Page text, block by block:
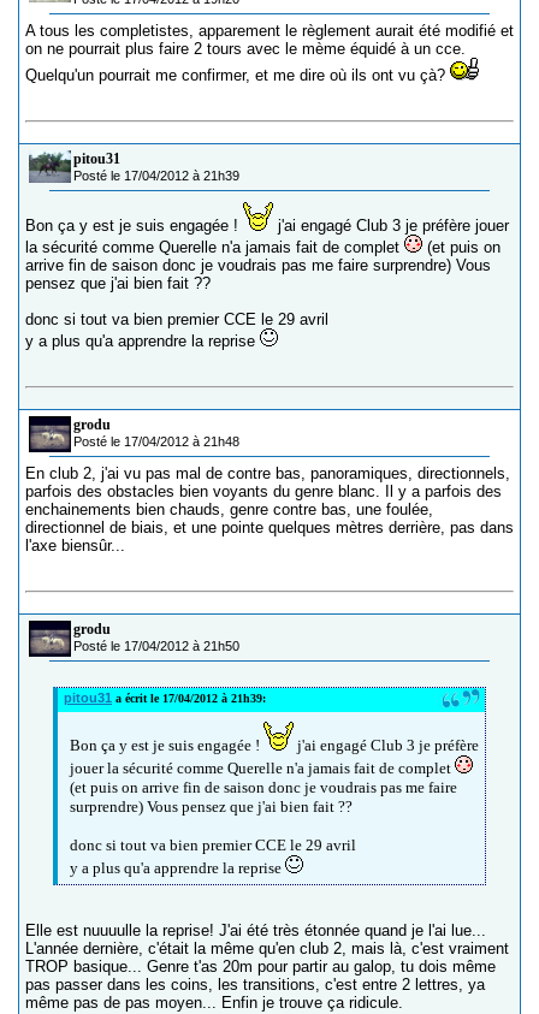
A tous les completistes, apparement le règlement aurait été modifié et
on ne pourrait plus faire 2 tours avec le mème équidé à un cce.
Quelqu'un pourrait me confirmer, et me dire où ils ont vu çà?
pitou31
Posté le 17/04/2012 à 21h39
Bon ça y est je suis engagée !
j'ai engagé Club 3 je préfère jouer
la sécurité comme Querelle n'a jamais fait de complet
(et puis on
arrive fin de saison donc je voudrais pas me faire surprendre) Vous
pensez que j'ai bien fait ??
donc si tout va bien premier CCE le 29 avril
y a plus qu'a apprendre la reprise
grodu
Posté le 17/04/2012 à 21h48
En club 2, j'ai vu pas mal de contre bas, panoramiques, directionnels,
parfois des obstacles bien voyants du genre blanc. Il y a parfois des
enchainements bien chauds, genre contre bas, une foulée,
directionnel de biais, et une pointe quelques mètres derrière, pas dans
l'axe biensûr...
grodu
Posté le 17/04/2012 à 21h50
pitou31 a écrit le 17/04/2012 à 21h39:
Bon ça y est je suis engagée !
j'ai engagé Club 3 je préfère
jouer la sécurité comme Querelle n'a jamais fait de complet
(et puis on arrive fin de saison donc je voudrais pas me faire
surprendre) Vous pensez que j'ai bien fait ??
donc si tout va bien premier CCE le 29 avril
y a plus qu'a apprendre la reprise
Elle est nuuuulle la reprise! J'ai été très étonnée quand je l'ai lue...
L'année dernière, c'était la même qu'en club 2, mais là, c'est vraiment
TROP basique... Genre t'as 20m pour partir au galop, tu dois même
pas passer dans les coins, les transitions, c'est entre 2 lettres, ya
même pas de pas moyen... Enfin je trouve ça ridicule.